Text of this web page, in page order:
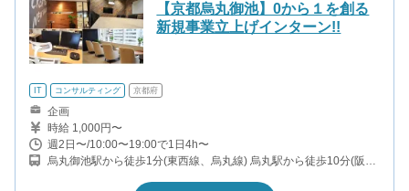
【京都烏丸御池】0から１を創る
新規事業立上げインターン!!
IT コンサルティング 京都府
企画
時給 1,000円〜
週2日〜/10:00〜19:00で1日4h〜
烏丸御池駅から徒歩1分(東西線、烏丸線) 烏丸駅から徒歩10分(阪急